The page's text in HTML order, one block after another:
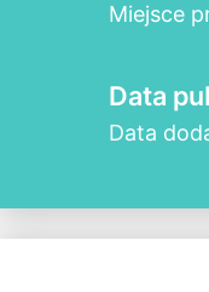
Miejsce
Data
Data